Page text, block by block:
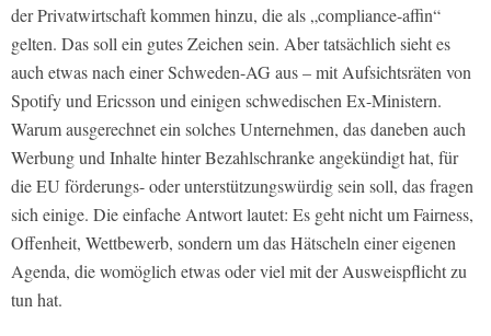
der Privatwirtschaft kommen hinzu, die als „compliance-affin“
gelten. Das soll ein gutes Zeichen sein. Aber tatsächlich sieht es
auch etwas nach einer Schweden-AG aus – mit Aufsichtsräten von
Spotify und Ericsson und einigen schwedischen Ex-Ministern.
Warum ausgerechnet ein solches Unternehmen, das daneben auch
Werbung und Inhalte hinter Bezahlschranke angekündigt hat, für
die EU förderungs- oder unterstützungswürdig sein soll, das fragen
sich einige. Die einfache Antwort lautet: Es geht nicht um Fairness,
Offenheit, Wettbewerb, sondern um das Hätscheln einer eigenen
Agenda, die womöglich etwas oder viel mit der Ausweispflicht zu
tun hat.